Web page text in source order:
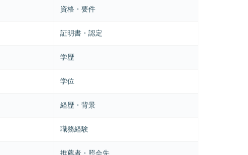
資格・要件
証明書・認定
学歴
学位
経歴・背景
職務経験
推薦者・照会先